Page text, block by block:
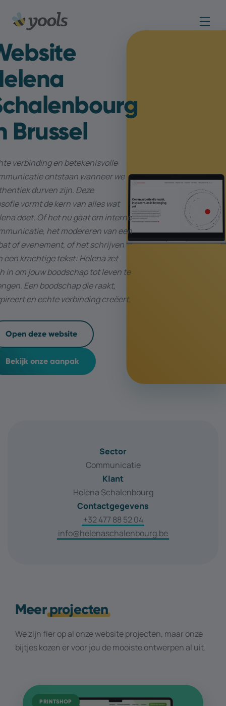
Brussel
verbinding en betekenisvolle
ontstaan wanneer we
durven zijn. Deze
vormt de kern van alles wat
doet. Of het nu gaat om interne
het modereren van een
of evenement, of het schrijven
een krachtige tekst: Helena zet
in om jouw boodschap tot leven te
Een boodschap die raakt,
en echte verbinding creëert.
Open deze website
Bekijk onze aanpak
Sector
Communicatie
Klant
Helena Schalenbourg
Contactgegevens
+32 477 88 52 04
info@helenaschalenbourg.be
Meerprojecten
We zijn fier op al onze website projecten, maar onze
bijtjes kozen er voor jou de mooiste ontwerpen al uit.
PRINTSHOP